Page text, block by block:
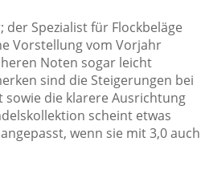
der Spezialist für Flockbeläge
Vorstellung vom Vorjahr
Noten sogar leicht
sind die Steigerungen bei
sowie die klarere Ausrichtung
scheint etwas
wenn sie mit 3,0 auch